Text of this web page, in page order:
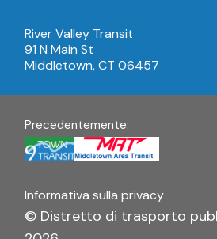
River Valley Transit
91 N Main St
Middletown, CT 06457
Precedentemente:
© Distretto di trasporto
Informativa sulla privacy